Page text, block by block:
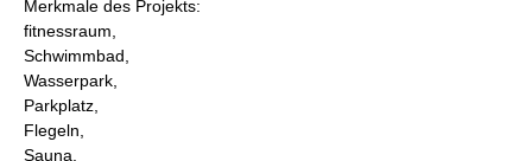
Merkmale des Projekts:
fitnessraum,
Schwimmbad,
Wasserpark,
Parkplatz,
Flegeln,
Sauna,